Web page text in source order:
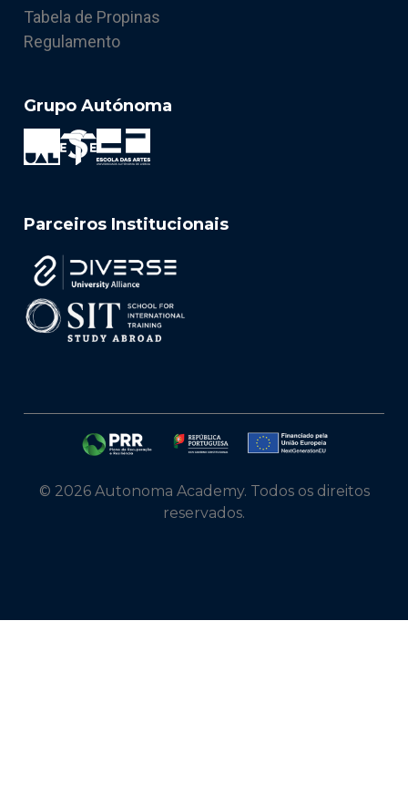
Tabela de Propinas
Regulamento
Grupo Autónoma
Parceiros Institucionais
© 2026 Autonoma Academy. Todos os direitos
reservados.